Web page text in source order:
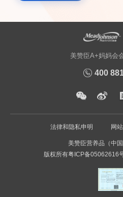
美赞臣A+妈妈会
400
法律和隐私申明 网
美赞臣营养品（中
版权所有粤ICP备05062616